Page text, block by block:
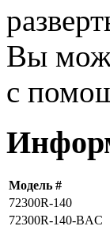
Вы
с
Модель #
72300R-140
72300R-140-BAC